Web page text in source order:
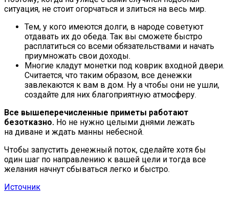
ситуация, не стоит огорчаться и злиться на весь мир.
Тем, у кого имеются долги, в народе советуют
отдавать их до обеда. Так вы сможете быстро
расплатиться со всеми обязательствами и начать
приумножать свои доходы.
Многие кладут монетки под коврик входной двери.
Считается, что таким образом, все денежки
завлекаются к вам в дом. Ну а чтобы они не ушли,
создайте для них благоприятную атмосферу.
Все вышеперечисленные приметы работают
безотказно. Но не нужно целыми днями лежать
на диване и ждать манны небесной.
Чтобы запустить денежный поток, сделайте хотя бы
один шаг по направлению к вашей цели и тогда все
желания начнут сбываться легко и быстро.
Источник